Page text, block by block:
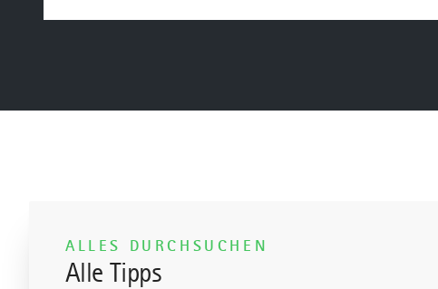
ALLES DURCHSUCHEN
Alle Tipps